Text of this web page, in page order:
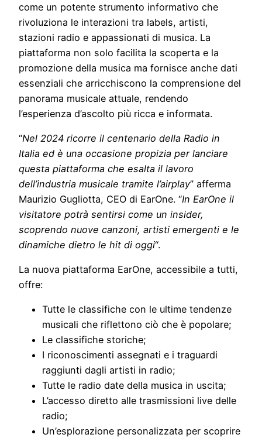
come un potente strumento informativo che
rivoluziona le interazioni tra labels, artisti,
stazioni radio e appassionati di musica. La
piattaforma non solo facilita la scoperta e la
promozione della musica ma fornisce anche dati
essenziali che arricchiscono la comprensione del
panorama musicale attuale, rendendo
l’esperienza d’ascolto più ricca e informata.
“Nel 2024 ricorre il centenario della Radio in
Italia ed è una occasione propizia per lanciare
questa piattaforma che esalta il lavoro
dell’industria musicale tramite l’airplay” afferma
Maurizio Gugliotta, CEO di EarOne. “In EarOne il
visitatore potrà sentirsi come un insider,
scoprendo nuove canzoni, artisti emergenti e le
dinamiche dietro le hit di oggi“.
La nuova piattaforma EarOne, accessibile a tutti,
offre:
Tutte le classifiche con le ultime tendenze
musicali che riflettono ciò che è popolare;
Le classifiche storiche;
I riconoscimenti assegnati e i traguardi
raggiunti dagli artisti in radio;
Tutte le radio date della musica in uscita;
L’accesso diretto alle trasmissioni live delle
radio;
Un’esplorazione personalizzata per scoprire